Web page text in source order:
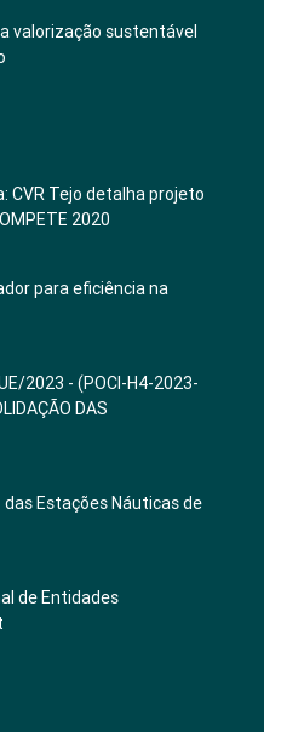
valorização sustentável
CVR Tejo detalha projeto
2020
para eficiência na
2023 - (POCI-H4-2023-
DAS
Estações Náuticas de
de Entidades